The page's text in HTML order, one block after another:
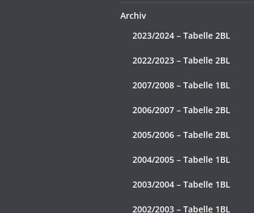
Archiv
2023/2024 – Tabelle 2BL
2022/2023 – Tabelle 2BL
2007/2008 – Tabelle 1BL
2006/2007 – Tabelle 2BL
2005/2006 – Tabelle 2BL
2004/2005 – Tabelle 1BL
2003/2004 – Tabelle 1BL
2002/2003 – Tabelle 1BL